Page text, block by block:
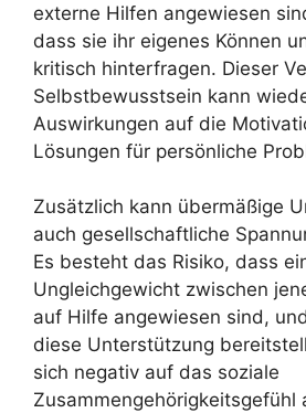
externe Hilfen angewiesen
dass sie ihr eigenes Können
kritisch hinterfragen. Dieser
Selbstbewusstsein kann
Auswirkungen auf die
Lösungen für persönliche
Zusätzlich kann übermäßige
auch gesellschaftliche
Es besteht das Risiko, dass
Ungleichgewicht zwischen
auf Hilfe angewiesen sind,
diese Unterstützung
sich negativ auf das soziale
Zusammengehörigkeitsgefühl